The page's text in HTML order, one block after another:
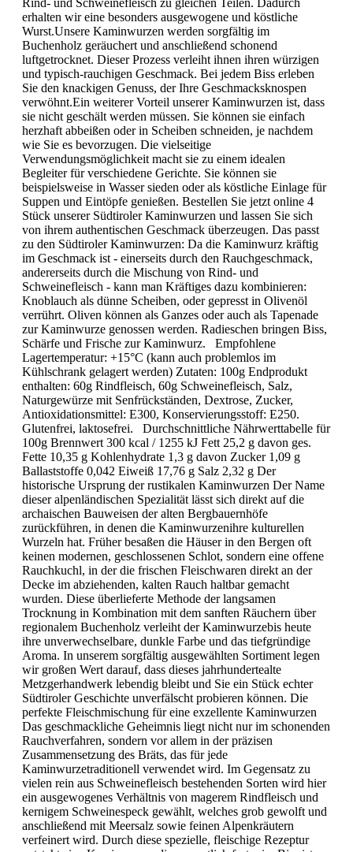
Rind- und Schweinefleisch zu gleichen Teilen. Dadurch
erhalten wir eine besonders ausgewogene und köstliche
Wurst.Unsere Kaminwurzen werden sorgfältig im
Buchenholz geräuchert und anschließend schonend
luftgetrocknet. Dieser Prozess verleiht ihnen ihren würzigen
und typisch-rauchigen Geschmack. Bei jedem Biss erleben
Sie den knackigen Genuss, der Ihre Geschmacksknospen
verwöhnt.Ein weiterer Vorteil unserer Kaminwurzen ist, dass
sie nicht geschält werden müssen. Sie können sie einfach
herzhaft abbeißen oder in Scheiben schneiden, je nachdem
wie Sie es bevorzugen. Die vielseitige
Verwendungsmöglichkeit macht sie zu einem idealen
Begleiter für verschiedene Gerichte. Sie können sie
beispielsweise in Wasser sieden oder als köstliche Einlage für
Suppen und Eintöpfe genießen. Bestellen Sie jetzt online 4
Stück unserer Südtiroler Kaminwurzen und lassen Sie sich
von ihrem authentischen Geschmack überzeugen. Das passt
zu den Südtiroler Kaminwurzen: Da die Kaminwurz kräftig
im Geschmack ist - einerseits durch den Rauchgeschmack,
andererseits durch die Mischung von Rind- und
Schweinefleisch - kann man Kräftiges dazu kombinieren:
Knoblauch als dünne Scheiben, oder gepresst in Olivenöl
verrührt. Oliven können als Ganzes oder auch als Tapenade
zur Kaminwurze genossen werden. Radieschen bringen Biss,
Schärfe und Frische zur Kaminwurz. Empfohlene
Lagertemperatur: +15°C (kann auch problemlos im
Kühlschrank gelagert werden) Zutaten: 100g Endprodukt
enthalten: 60g Rindfleisch, 60g Schweinefleisch, Salz,
Naturgewürze mit Senfrückständen, Dextrose, Zucker,
Antioxidationsmittel: E300, Konservierungsstoff: E250.
Glutenfrei, laktosefrei. Durchschnittliche Nährwerttabelle für
100g Brennwert 300 kcal / 1255 kJ Fett 25,2 g davon ges.
Fette 10,35 g Kohlenhydrate 1,3 g davon Zucker 1,09 g
Ballaststoffe 0,042 Eiweiß 17,76 g Salz 2,32 g Der
historische Ursprung der rustikalen Kaminwurzen Der Name
dieser alpenländischen Spezialität lässt sich direkt auf die
archaischen Bauweisen der alten Bergbauernhöfe
zurückführen, in denen die Kaminwurzenihre kulturellen
Wurzeln hat. Früher besaßen die Häuser in den Bergen oft
keinen modernen, geschlossenen Schlot, sondern eine offene
Rauchkuchl, in der die frischen Fleischwaren direkt an der
Decke im abziehenden, kalten Rauch haltbar gemacht
wurden. Diese überlieferte Methode der langsamen
Trocknung in Kombination mit dem sanften Räuchern über
regionalem Buchenholz verleiht der Kaminwurzebis heute
ihre unverwechselbare, dunkle Farbe und das tiefgründige
Aroma. In unserem sorgfältig ausgewählten Sortiment legen
wir großen Wert darauf, dass dieses jahrhundertealte
Metzgerhandwerk lebendig bleibt und Sie ein Stück echter
Südtiroler Geschichte unverfälscht probieren können. Die
perfekte Fleischmischung für eine exzellente Kaminwurzen
Das geschmackliche Geheimnis liegt nicht nur im schonenden
Rauchverfahren, sondern vor allem in der präzisen
Zusammensetzung des Bräts, das für jede
Kaminwurzetraditionell verwendet wird. Im Gegensatz zu
vielen rein aus Schweinefleisch bestehenden Sorten wird hier
ein ausgewogenes Verhältnis von magerem Rindfleisch und
kernigem Schweinespeck gewählt, welches grob gewolft und
anschließend mit Meersalz sowie feinen Alpenkräutern
verfeinert wird. Durch diese spezielle, fleischige Rezeptur